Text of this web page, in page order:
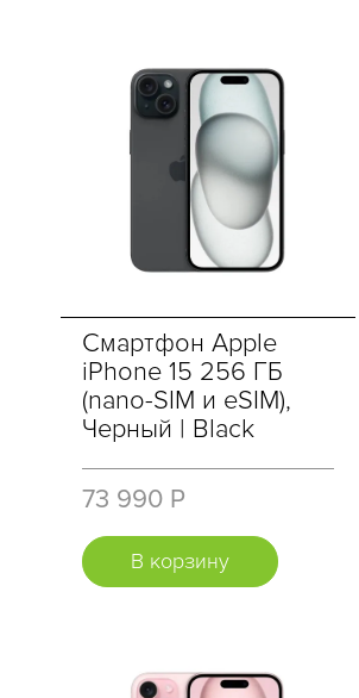
Смартфон Apple
iPhone 15 256 ГБ
(nano-SIM и eSIM),
Черный | Black
73 990 Р
В корзину